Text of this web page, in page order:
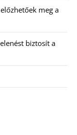
meg a
biztosít a